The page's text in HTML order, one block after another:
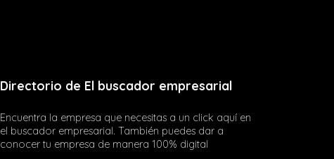
Directorio de El buscador empresarial
Encuentra la empresa que necesitas a un click aquí en
el buscador empresarial. También puedes dar a
conocer tu empresa de manera 100% digital